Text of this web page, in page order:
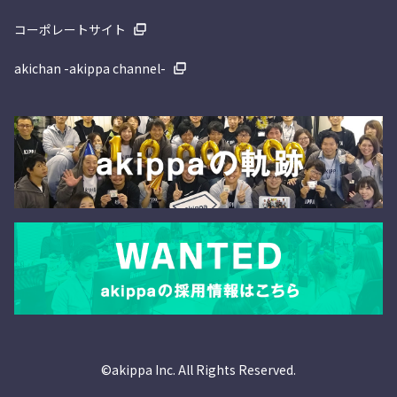
コーポレートサイト
akichan -akippa channel-
©akippa Inc. All Rights Reserved.